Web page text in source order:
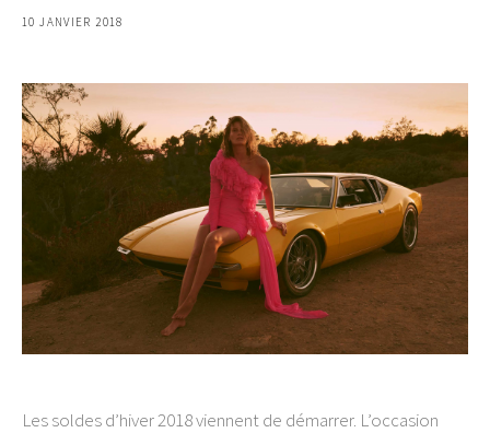
10 JANVIER 2018
Les soldes d’hiver 2018 viennent de démarrer. L’occasion